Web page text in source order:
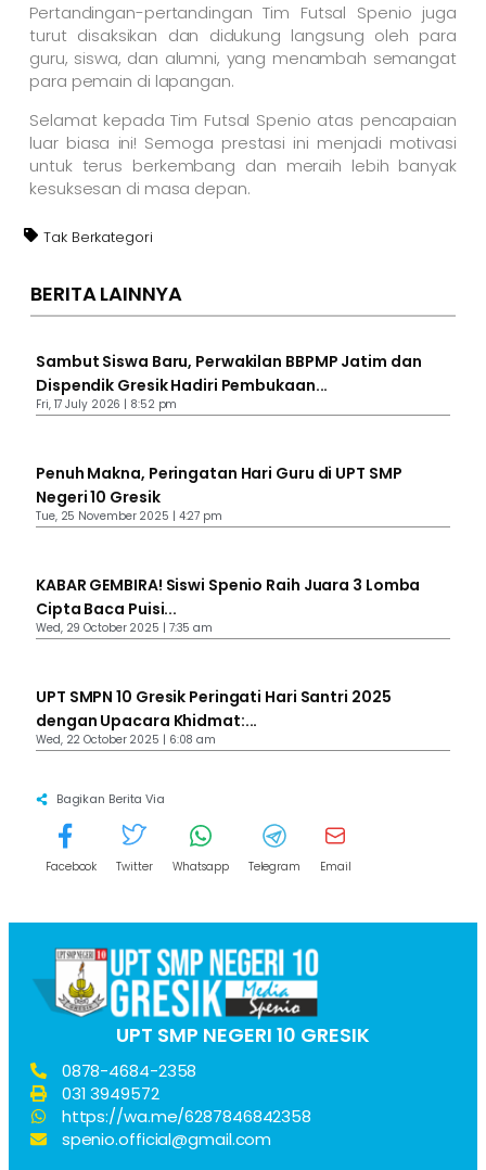
Pertandingan-pertandingan Tim Futsal Spenio juga
turut disaksikan dan didukung langsung oleh para
guru, siswa, dan alumni, yang menambah semangat
para pemain di lapangan.
Selamat kepada Tim Futsal Spenio atas pencapaian
luar biasa ini! Semoga prestasi ini menjadi motivasi
untuk terus berkembang dan meraih lebih banyak
kesuksesan di masa depan.
Tak Berkategori
BERITA LAINNYA
Sambut Siswa Baru, Perwakilan BBPMP Jatim dan
Dispendik Gresik Hadiri Pembukaan...
Fri, 17 July 2026 | 8:52 pm
Penuh Makna, Peringatan Hari Guru di UPT SMP
Negeri 10 Gresik
Tue, 25 November 2025 | 4:27 pm
KABAR GEMBIRA! Siswi Spenio Raih Juara 3 Lomba
Cipta Baca Puisi...
Wed, 29 October 2025 | 7:35 am
UPT SMPN 10 Gresik Peringati Hari Santri 2025
dengan Upacara Khidmat:...
Wed, 22 October 2025 | 6:08 am
Bagikan Berita Via
Facebook Twitter Whatsapp Telegram Email
UPT SMP NEGERI 10 GRESIK
0878-4684-2358
031 3949572
https://wa.me/6287846842358
spenio.official@gmail.com